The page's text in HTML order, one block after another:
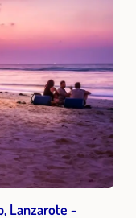
Lanzarote -